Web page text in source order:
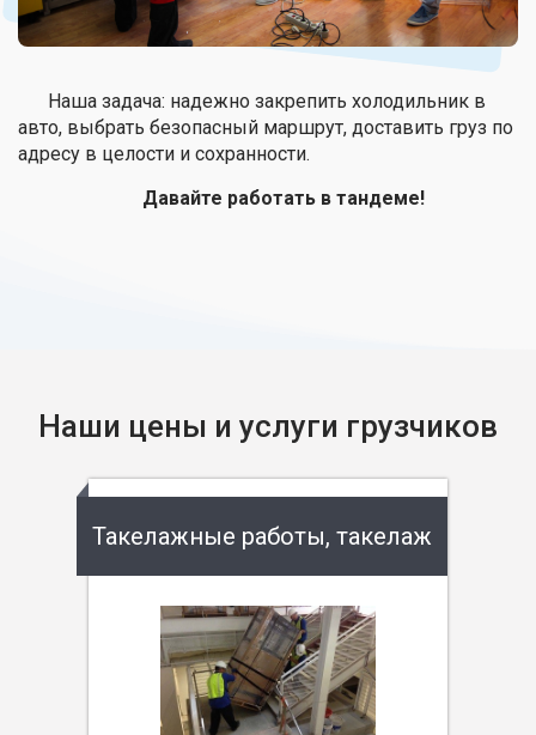
Наша задача: надежно закрепить холодильник в
авто, выбрать безопасный маршрут, доставить груз по
адресу в целости и сохранности.
Давайте работать в тандеме!
Наши цены и услуги грузчиков
Такелажные работы, такелаж